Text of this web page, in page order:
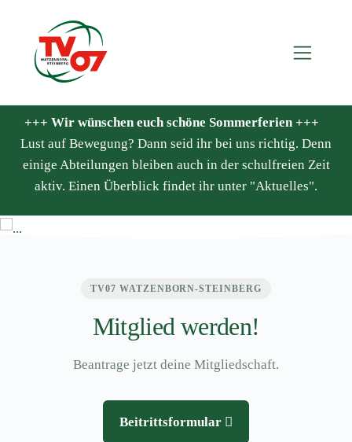
+++ Wir wünschen euch schöne Sommerferien +++
Lust auf Bewegung? Dann seid ihr bei uns richtig. Denn
einige Abteilungen bleiben auch in der schulfreien Zeit
aktiv. Einen Überblick findet ihr unter "Aktuelles".
Willkommen beim
TV07
TV07 WATZENBORN-STEINBERG
Mitglied werden!
Beantrage jetzt deine Mitgliedschaft.
Beitrittsformular